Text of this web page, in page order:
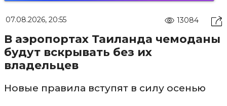
07.08.2026, 20:55 13084
В аэропортах Таиланда чемоданы
будут вскрывать без их
владельцев
Новые правила вступят в силу осенью